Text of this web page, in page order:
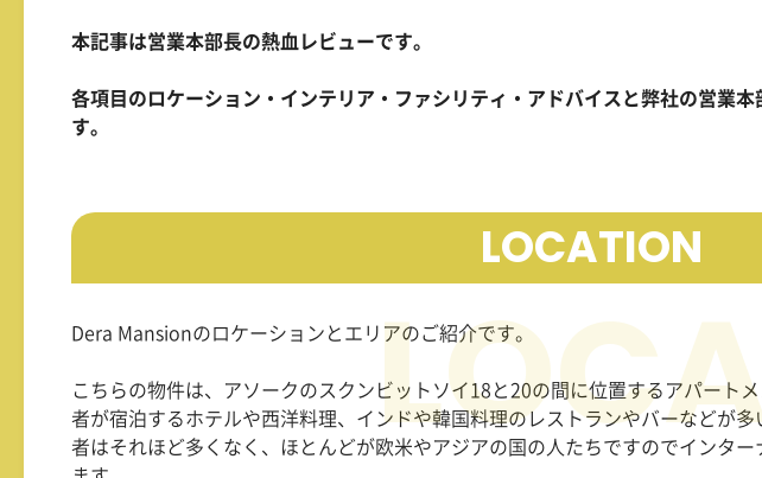
本記事は営業本部長の熱血レビューです。
各項目のロケーション・インテリア・ファシリティ・アドバイスと弊社の営業
す。
LOCATION
Dera Mansionのロケーションとエリアのご紹介です。
こちらの物件は、アソークのスクンビットソイ18と20の間に位置するアパート
者が宿泊するホテルや西洋料理、インドや韓国料理のレストランやバーなどが
者はそれほど多くなく、ほとんどが欧米やアジアの国の人たちですのでインタ